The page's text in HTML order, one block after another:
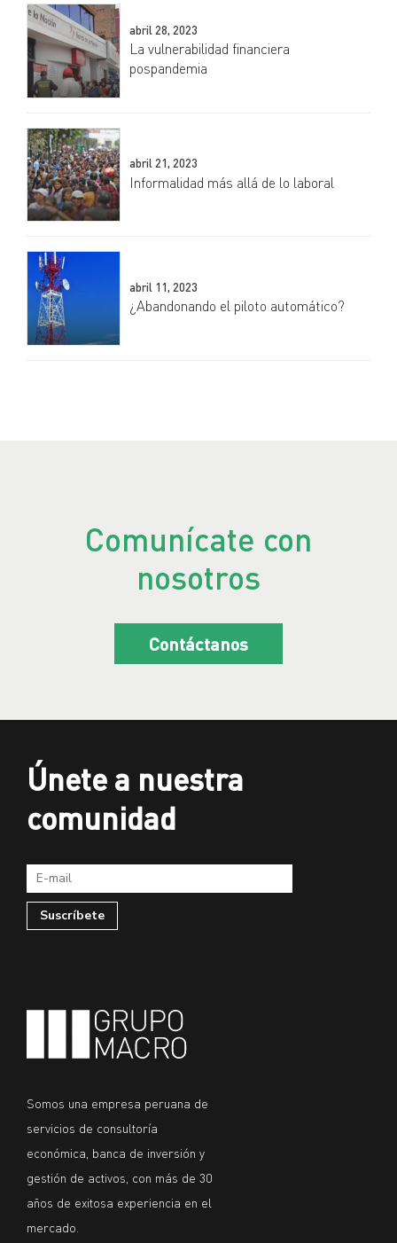
abril 28, 2023
La vulnerabilidad financiera
pospandemia
abril 21, 2023
Informalidad más allá de lo laboral
abril 11, 2023
¿Abandonando el piloto automático?
Comunícate con
nosotros
Contáctanos
Únete a nuestra
comunidad
Somos una empresa peruana de
servicios de consultoría
económica, banca de inversión y
gestión de activos, con más de 30
años de exitosa experiencia en el
mercado.